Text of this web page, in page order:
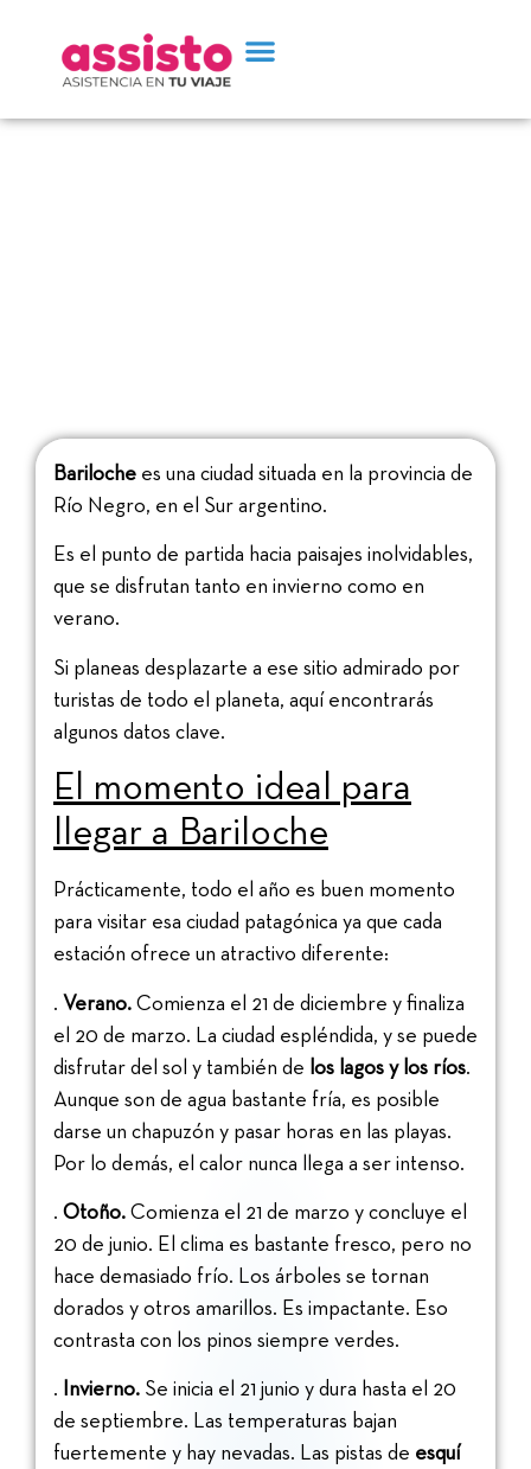
Bariloche es una ciudad situada en la provincia de
Río Negro, en el Sur argentino.
Es el punto de partida hacia paisajes inolvidables,
que se disfrutan tanto en invierno como en
verano.
Si planeas desplazarte a ese sitio admirado por
turistas de todo el planeta, aquí encontrarás
algunos datos clave.
El momento ideal para
llegar a Bariloche
Prácticamente, todo el año es buen momento
para visitar esa ciudad patagónica ya que cada
estación ofrece un atractivo diferente:
. Verano.Comienza el 21 de diciembre y finaliza
el 20 de marzo. La ciudad espléndida, y se puede
disfrutar del sol y también de los lagos y los ríos.
Aunque son de agua bastante fría, es posible
darse un chapuzón y pasar horas en las playas.
Por lo demás, el calor nunca llega a ser intenso.
. Otoño.Comienza el 21 de marzo y concluye el
20 de junio. El clima es bastante fresco, pero no
hace demasiado frío. Los árboles se tornan
dorados y otros amarillos. Es impactante. Eso
contrasta con los pinos siempre verdes.
. Invierno. Se inicia el 21 junio y dura hasta el 20
de septiembre. Las temperaturas bajan
fuertemente y hay nevadas. Las pistas de esquí